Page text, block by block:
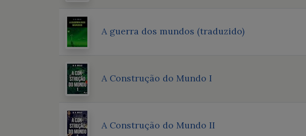
A guerra dos mundos (traduzido)
A Construção do Mundo I
A Construção do Mundo II